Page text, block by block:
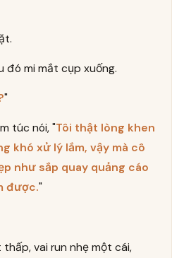
đó mi mắt cụp xuống.
"
túc nói, "Tôi thật lòng khen
khó xử lý lắm, vậy mà cô
như sắp quay quảng cáo
được."
vai run nhẹ một cái,